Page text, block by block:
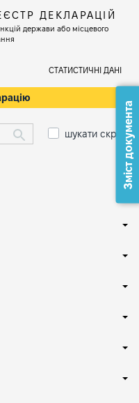
ДЕКЛАРАЦІЙ
держави або місцевого
СТАТИСТИЧНІ ДАНІ
шукати скрізьЗміст документа